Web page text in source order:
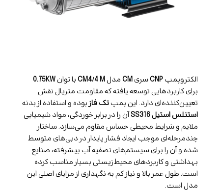
الکتروپمپCNPسریCMمدلCM4/4 Mبا توان0.75KW
برای کاربردهایی توسعه یافته که مقاومت متریال نقش
تعیین‌کننده‌ای دارد. این پمپتک فازبوده و استفاده از بدنه
استنلس استیل SS316
آن را در برابر خوردگی، مواد شیمیایی
ملایم و شرایط محیطی حساس مقاوم می‌سازد. ساختار
چندمرحله‌ای موجب ایجاد فشار پایدار در دبی‌های متوسط
شده و آن را برای سیستم‌های تصفیه آب پیشرفته، صنایع
بهداشتی و کاربردهای محیط‌زیستی بسیار مناسب کرده
است. طول عمر بالا و نیاز کم به نگهداری از مزایای اصلی این
مدل است.